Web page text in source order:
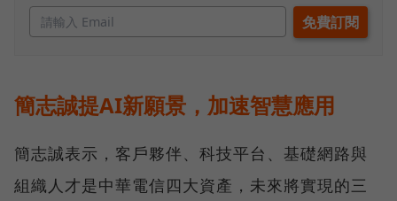
簡志誠提AI新願景，加速智慧應用
簡志誠表示，客戶夥伴、科技平台、基礎網路與
組織人才是中華電信四大資產，未來將實現的三